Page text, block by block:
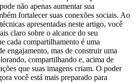
não apenas aumentar ⁣sua
fortalecer suas conexões sociais. Ao
apresentadas⁣ neste artigo,​ você
claro sobre o alcance do seu
cada⁢ compartilhamento é ⁣uma
engajamento, mas de construir‍ uma‌
compartilhando e, acima⁣ de
que⁤ suas imagens criam. O poder
você está mais preparado para